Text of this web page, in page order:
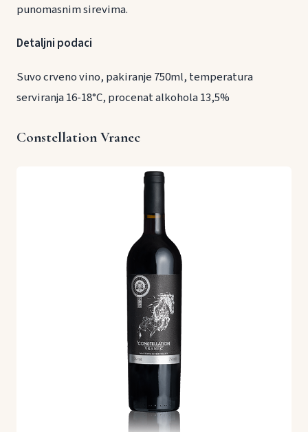
punomasnim sirevima.
Detaljni podaci
Suvo crveno vino, pakiranje 750ml, temperatura
serviranja 16-18°C, procenat alkohola 13,5%
Constellation Vranec